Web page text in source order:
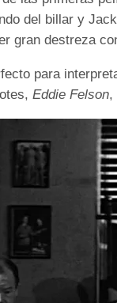
del billar y
gran destreza
para
Eddie Felson,